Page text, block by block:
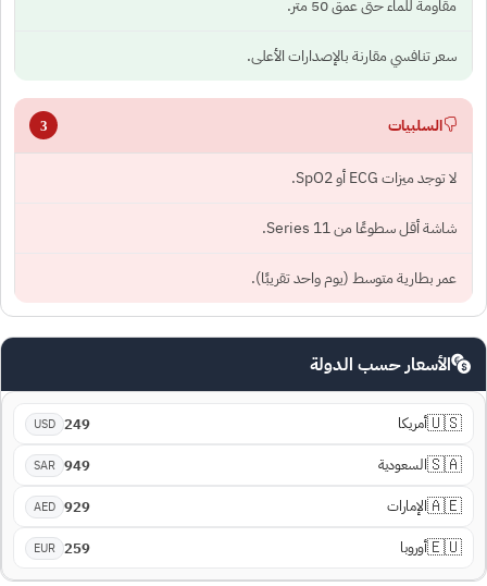
مقاومة للماء حتى عمق 50 متر.
سعر تنافسي مقارنة بالإصدارات الأعلى.
السلبيات 3
لا توجد ميزات ECG أو SpO2.
شاشة أقل سطوعًا من Series 11.
عمر بطارية متوسط (يوم واحد تقريبًا).
الأسعار حسب الدولة
🇺🇸أمريكا 249
USD
🇸🇦السعودية 949
SAR
🇦🇪الإمارات 929
AED
🇪🇺أوروبا 259
EUR